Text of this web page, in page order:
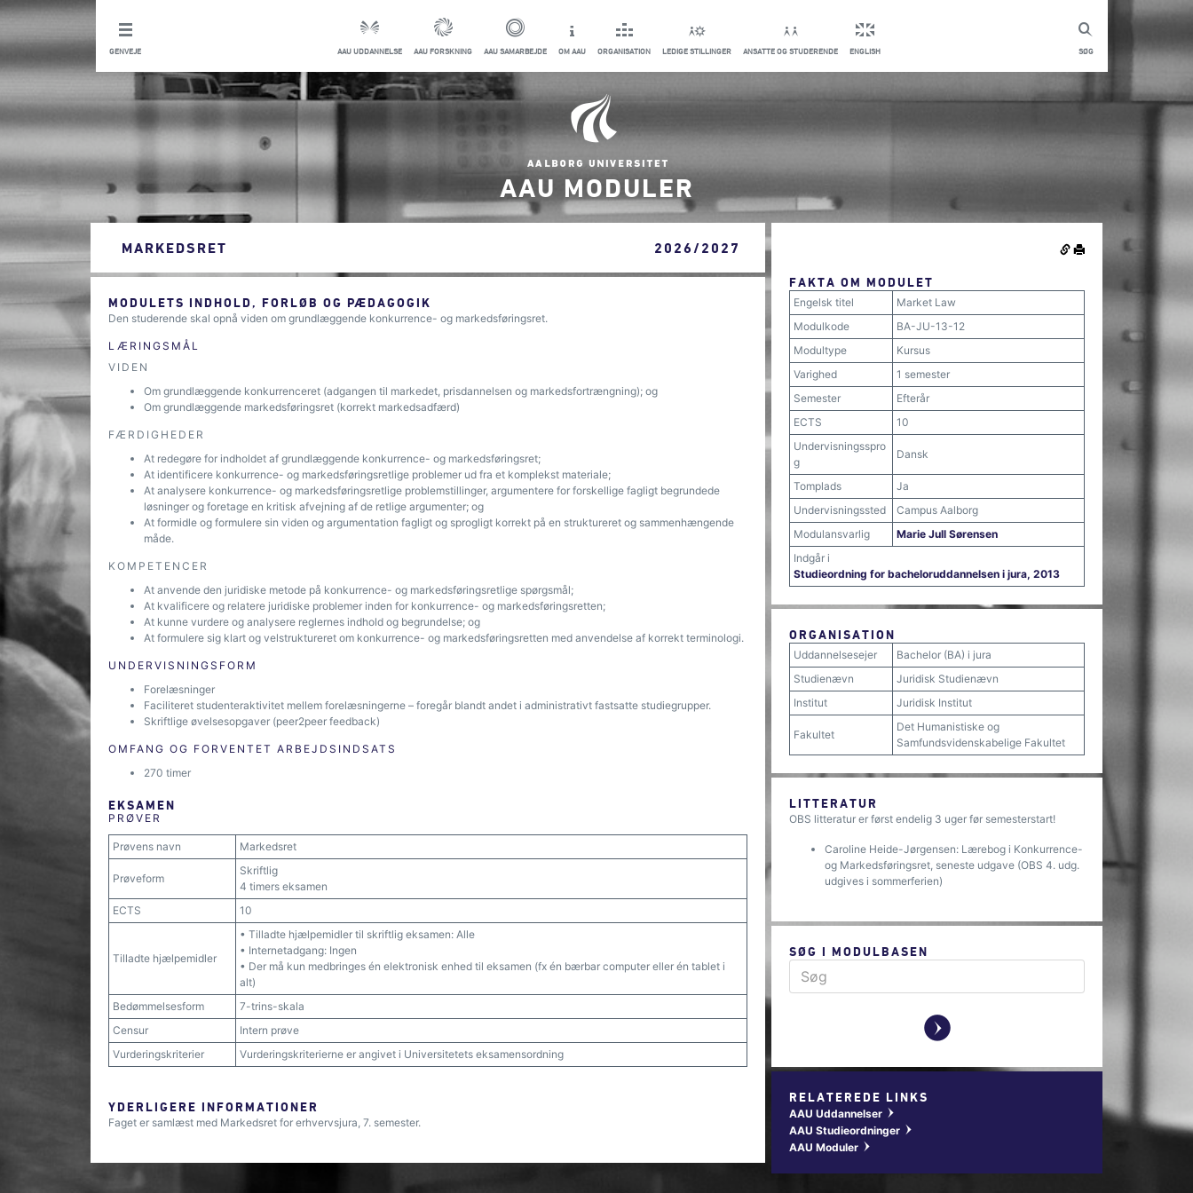
SØG
GENVEJE AAU UDDANNELSE AAU FORSKNING AAU SAMARBEJDE OM AAU ORGANISATION LEDIGE STILLINGER ANSATTE OG STUDERENDE ENGLISH
AAU MODULER
MARKEDSRET 2026/2027
MODULETS INDHOLD, FORLØB OG PÆDAGOGIK
Den studerende skal opnå viden om grundlæggende konkurrence- og markedsføringsret.
LÆRINGSMÅL
VIDEN
Om grundlæggende konkurrenceret (adgangen til markedet, prisdannelsen og markedsfortrængning); og
Om grundlæggende markedsføringsret (korrekt markedsadfærd)
FÆRDIGHEDER
At redegøre for indholdet af grundlæggende konkurrence- og markedsføringsret;
At identificere konkurrence- og markedsføringsretlige problemer ud fra et komplekst materiale;
At analysere konkurrence- og markedsføringsretlige problemstillinger, argumentere for forskellige fagligt begrundede
løsninger og foretage en kritisk afvejning af de retlige argumenter; og
At formidle og formulere sin viden og argumentation fagligt og sprogligt korrekt på en struktureret og sammenhængende
måde.
KOMPETENCER
At anvende den juridiske metode på konkurrence- og markedsføringsretlige spørgsmål;
At kvalificere og relatere juridiske problemer inden for konkurrence- og markedsføringsretten;
At kunne vurdere og analysere reglernes indhold og begrundelse; og
At formulere sig klart og velstruktureret om konkurrence- og markedsføringsretten med anvendelse af korrekt terminologi.
UNDERVISNINGSFORM
Forelæsninger
Faciliteret studenteraktivitet mellem forelæsningerne – foregår blandt andet i administrativt fastsatte studiegrupper.
Skriftlige øvelsesopgaver (peer2peer feedback)
OMFANG OG FORVENTET ARBEJDSINDSATS
270 timer
EKSAMEN
PRØVER
Prøvens navn Markedsret
Prøveform
Skriftlig
4 timers eksamen
ECTS
10
Tilladte hjælpemidler
• Tilladte hjælpemidler til skriftlig eksamen: Alle
• Internetadgang: Ingen
• Der må kun medbringes én elektronisk enhed til eksamen (fx én bærbar computer eller én tablet i
alt)
Bedømmelsesform
7-trins-skala
Censur
Intern prøve
Vurderingskriterier
Vurderingskriterierne er angivet i Universitetets eksamensordning
YDERLIGERE INFORMATIONER
Faget er samlæst med Markedsret for erhvervsjura, 7. semester.
FAKTA OM MODULET
Engelsk titel
Market Law
Modulkode
BA-JU-13-12
Modultype
Kursus
Varighed
1 semester
Semester
Efterår
ECTS
10
Undervisningsspro
g
Dansk
Tomplads
Ja
Undervisningssted
Campus Aalborg
Modulansvarlig
Marie Jull Sørensen
Indgår i
Studieordning for bacheloruddannelsen i jura, 2013
ORGANISATION
Uddannelsesejer
Bachelor (BA) i jura
Studienævn
Juridisk Studienævn
Institut
Juridisk Institut
Fakultet
Det Humanistiske og
Samfundsvidenskabelige Fakultet
LITTERATUR
OBS litteratur er først endelig 3 uger før semesterstart!
Caroline Heide-Jørgensen: Lærebog i Konkurrence-
og Markedsføringsret, seneste udgave (OBS 4. udg.
udgives i sommerferien)
SØG I MODULBASEN
y
RELATEREDE LINKS
AAU Uddannelser w
AAU Studieordninger w
AAU Moduler w